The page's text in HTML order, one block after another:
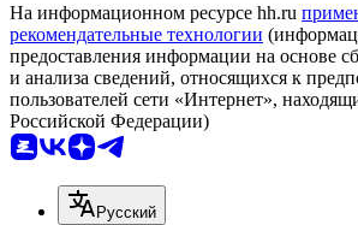
На информационном ресурсе hh.ru
рекомендательные технологии
предоставления информации на основе
и анализа сведений, относящихся к
пользователей сети «Интернет»,
Российской Федерации)
Русский